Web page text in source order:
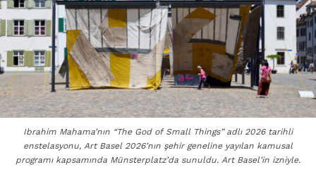
Ibrahim Mahama’nın “The God of Small Things” adlı 2026 tarihli
enstelasyonu, Art Basel 2026’nın şehir geneline yayılan kamusal
programı kapsamında Münsterplatz’da sunuldu. Art Basel’in izniyle.